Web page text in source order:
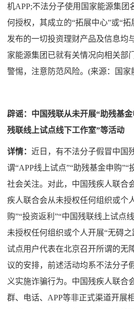
机APP;不法分子使用国家能源集团
何授权，其成立的“拓展中心”或“
发布的一切投资理财产品及信息均
家能源集团已就有关情况向相关部
警惕，注意防范风险。(来源：国家
辟谣：中国残联从未开展“助残基金
残联线上试点线下工作室”等活动
详情： 近日，有不法分子假冒中国
谓“APP线上试点”“助残基金申购”“
社会关注。对此，中国残疾人联合
疾人联合会从未授权任何组织或个
购”“投资返利”“中国残联线上试点
未授权任何组织或个人开展“无碍
试点用户代表在北京召开所谓的无
议的安排，前述活动均系不法分子
义实施诈骗行为。中国残疾人联合
群、电话、APP等非正式渠道开展